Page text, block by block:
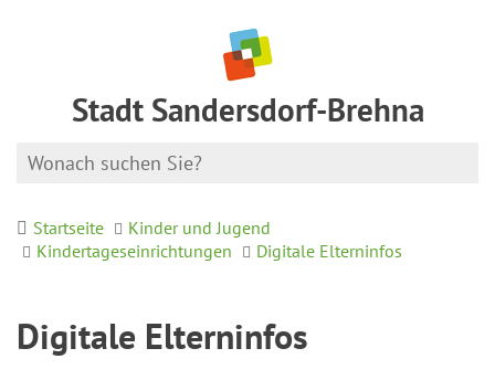
Stadt Sandersdorf-Brehna
Startseite
Kinder und Jugend
Kindertageseinrichtungen
Digitale Elterninfos
Digitale Elterninfos